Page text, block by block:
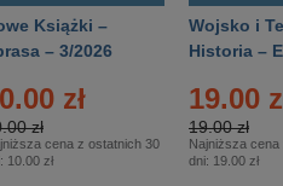
Książki –
– 3/2026
zł
zł
cena z ostatnich 30
10.00 zł
Wojsko i
Historia –
19.00
19.00 zł
Najniższa
dni: 19.00 zł